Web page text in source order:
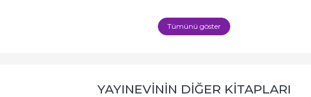
Tümünü göster
YAYINEVININ DIĞER KITAPLARI